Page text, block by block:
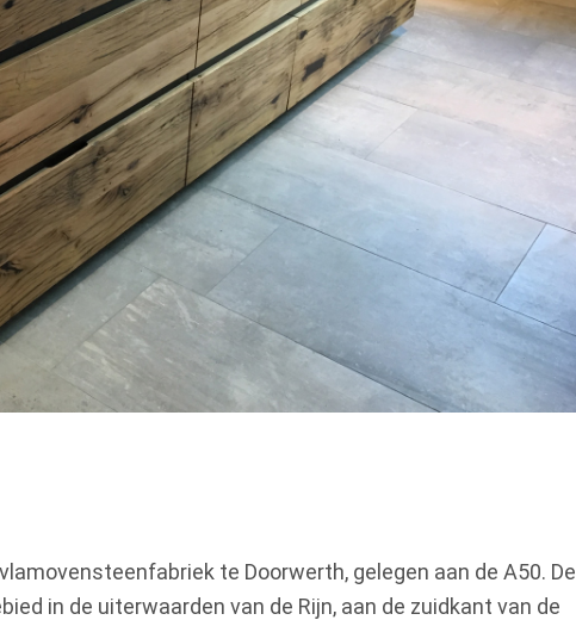
te Doorwerth, gelegen aan de A50. De
in de uiterwaarden van de Rijn, aan de zuidkant van de